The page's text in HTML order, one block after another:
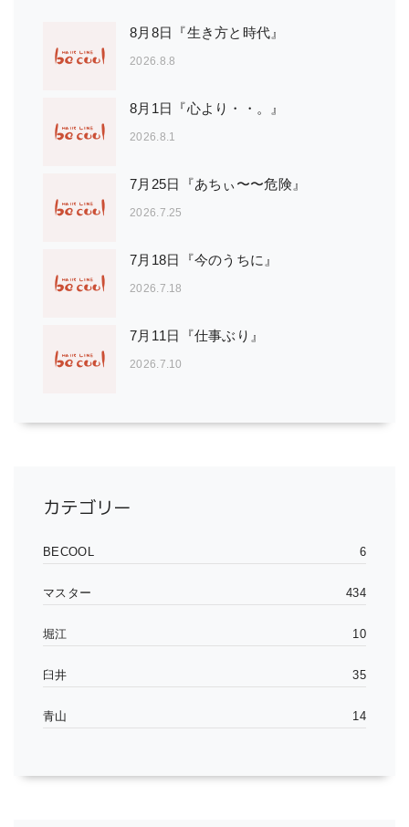
8月8日『生き方と時代』
2026.8.8
8月1日『心より・・。』
2026.8.1
7月25日『あちぃ〜〜危険』
2026.7.25
7月18日『今のうちに』
2026.7.18
7月11日『仕事ぶり』
2026.7.10
カテゴリー
BECOOL 6
マスター 434
堀江 10
臼井 35
青山 14